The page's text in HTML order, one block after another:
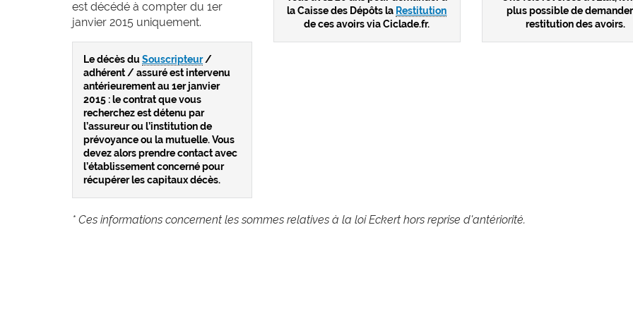
est décédé à compter du 1er
janvier 2015 uniquement.
Le décès du Souscripteur/
adhérent / assuré est intervenu
antérieurement au 1er janvier
2015 : le contrat que vous
recherchez est détenu par
l’assureur ou l’institution de
prévoyance ou la mutuelle. Vous
devez alors prendre contact avec
l’établissement concerné pour
récupérer les capitaux décès.
la Caisse des Dépôts la Restitution
de ces avoirs via Ciclade.fr.
plus possible de
restitution des avoirs.
* Ces informations concernent les sommes relatives à la loi Eckert hors reprise d'antériorité.